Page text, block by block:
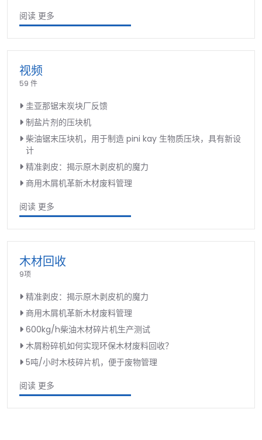
阅读 更多
视频
59 件
圭亚那锯末炭块厂反馈
制盐片剂的压块机
柴油锯末压块机，用于制造 pini kay 生物质压块，具有新设
计
精准剥皮：揭示原木剥皮机的魔力
商用木屑机革新木材废料管理
阅读 更多
木材回收
9项
精准剥皮：揭示原木剥皮机的魔力
商用木屑机革新木材废料管理
600kg/h柴油木材碎片机生产测试
木屑粉碎机如何实现环保木材废料回收？
5吨/小时木枝碎片机，便于废物管理
阅读 更多